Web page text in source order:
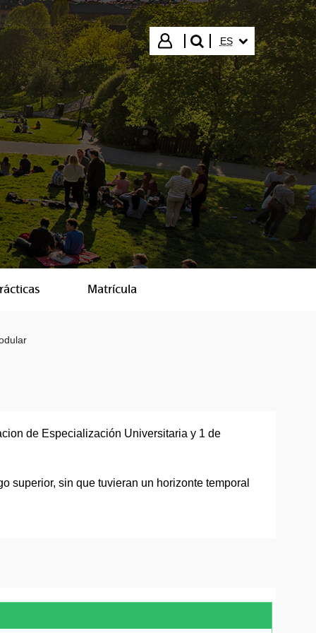
Iniciar sesión
buscar"
IDIOMA
ES
Matrícula
de Especialización Universitaria y 1 de
superior, sin que tuvieran un horizonte temporal